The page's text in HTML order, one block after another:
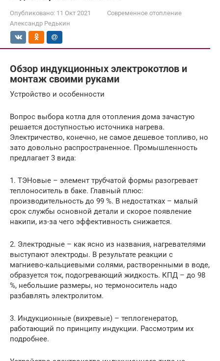
Опубликовано: 11 Окт 2021
Современное отопление
Александр Редькин
Обзор индукционных электрокотлов и
монтаж своими руками
Устройство и особенности
Вопрос выбора котла для отопления дома зачастую
решается доступностью источника нагрева.
Электричество, конечно, не самое дешевое топливо, но
зато довольно распространенное. Промышленность
предлагает 3 вида:
1. ТЭНовые – элемент трубчатой формы разогревает
теплоноситель в баке. Главный плюс:
производительность до 99 %. В недостатках – малый
срок службы основной детали и скорое появление
накипи, из-за чего эффективность снижается.
2. Электродные – как ясно из названия, нагревателями
выступают электроды. В результате реакции с
магниево-кальциевыми солями, растворенными в воде,
образуется ток, подогревающий жидкость. КПД – до 98
%, небольшие размеры, но термоноситель надо
разбавлять электролитом.
3. Индукционные (вихревые) – теплогенератор,
работающий по принципу индукции. Рассмотрим их
подробнее.